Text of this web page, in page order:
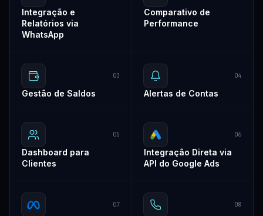
Integração e
Relatórios via
WhatsApp
Comparativo de
Performance
03
Gestão de Saldos
04
Alertas de Contas
05
Dashboard para
Clientes
06
Integração Direta via
API do Google Ads
07 08